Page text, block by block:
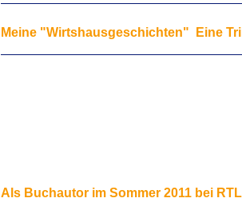
Meine "Wirtshausgeschichten" Eine
Als Buchautor im Sommer 2011 bei